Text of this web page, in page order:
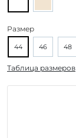
Размер
44 46 48
Таблица размеров